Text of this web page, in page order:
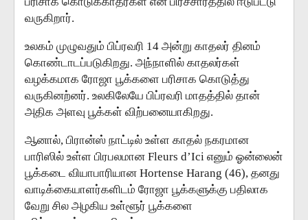
வருகிறார்.
உலகம் முழுவதும் பிப்ரவரி 14 அன்று காதலர் தினம்
கொண்டாடப்படுகிறது. அந்நாளில் காதலர்கள்
வழக்கமாக ரோஜா பூக்களை பரிசாக கொடுத்து
வருகினற்னர். உலகிலேயே பிப்ரவரி மாதத்தில் தான்
அதிக அளவு பூக்கள் விற்பனையாகிறது.
ஆனால், பிரான்ஸ் நாட்டில் உள்ள காதல் நகரமான
பாரிஸில் உள்ள பிரபலமான Fleurs d’Ici எனும் ஓன்லைன்
பூக்கடை வியாபாரியான Hortense Harang (46), தனது
வாடிக்கையாளர்களிடம் ரோஜா பூக்களுக்கு பதிலாக
வேறு சில அழகிய உள்ளூர் பூக்களை